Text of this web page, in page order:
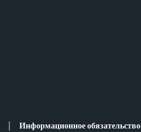
Информационное обязательство